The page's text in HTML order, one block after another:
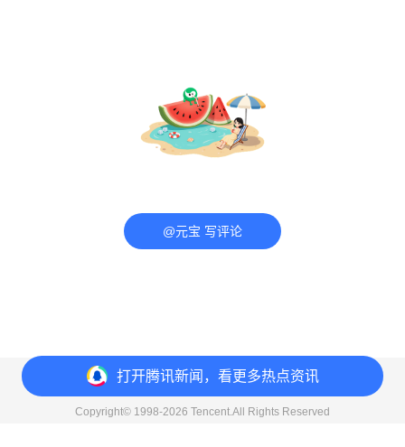
打开腾讯新闻，看更多热点资讯
@元宝 写评论
意见反馈 举报中心 隐私政策
Copyright© 1998-2026 Tencent.All Rights Reserved